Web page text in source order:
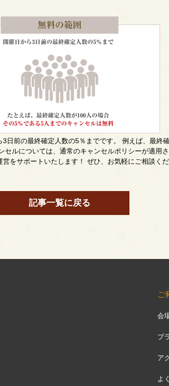
日前の最終確定人数の5％までです。 例えば、最終
セルについては、通常のキャンセルポリシーが適
をサポートいたします！ ぜひ、お気軽にご相談く
記事一覧に戻る
ご
会
プ
ア
よ